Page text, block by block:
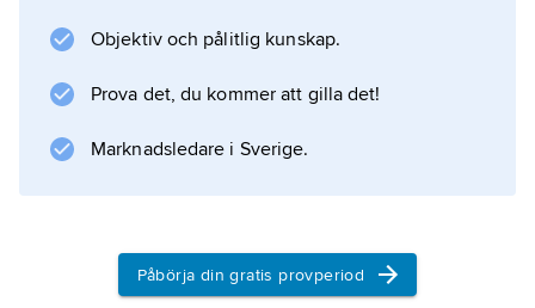
Objektiv och pålitlig kunskap.
Prova det, du kommer att gilla det!
Marknadsledare i Sverige.
Påbörja din gratis provperiod